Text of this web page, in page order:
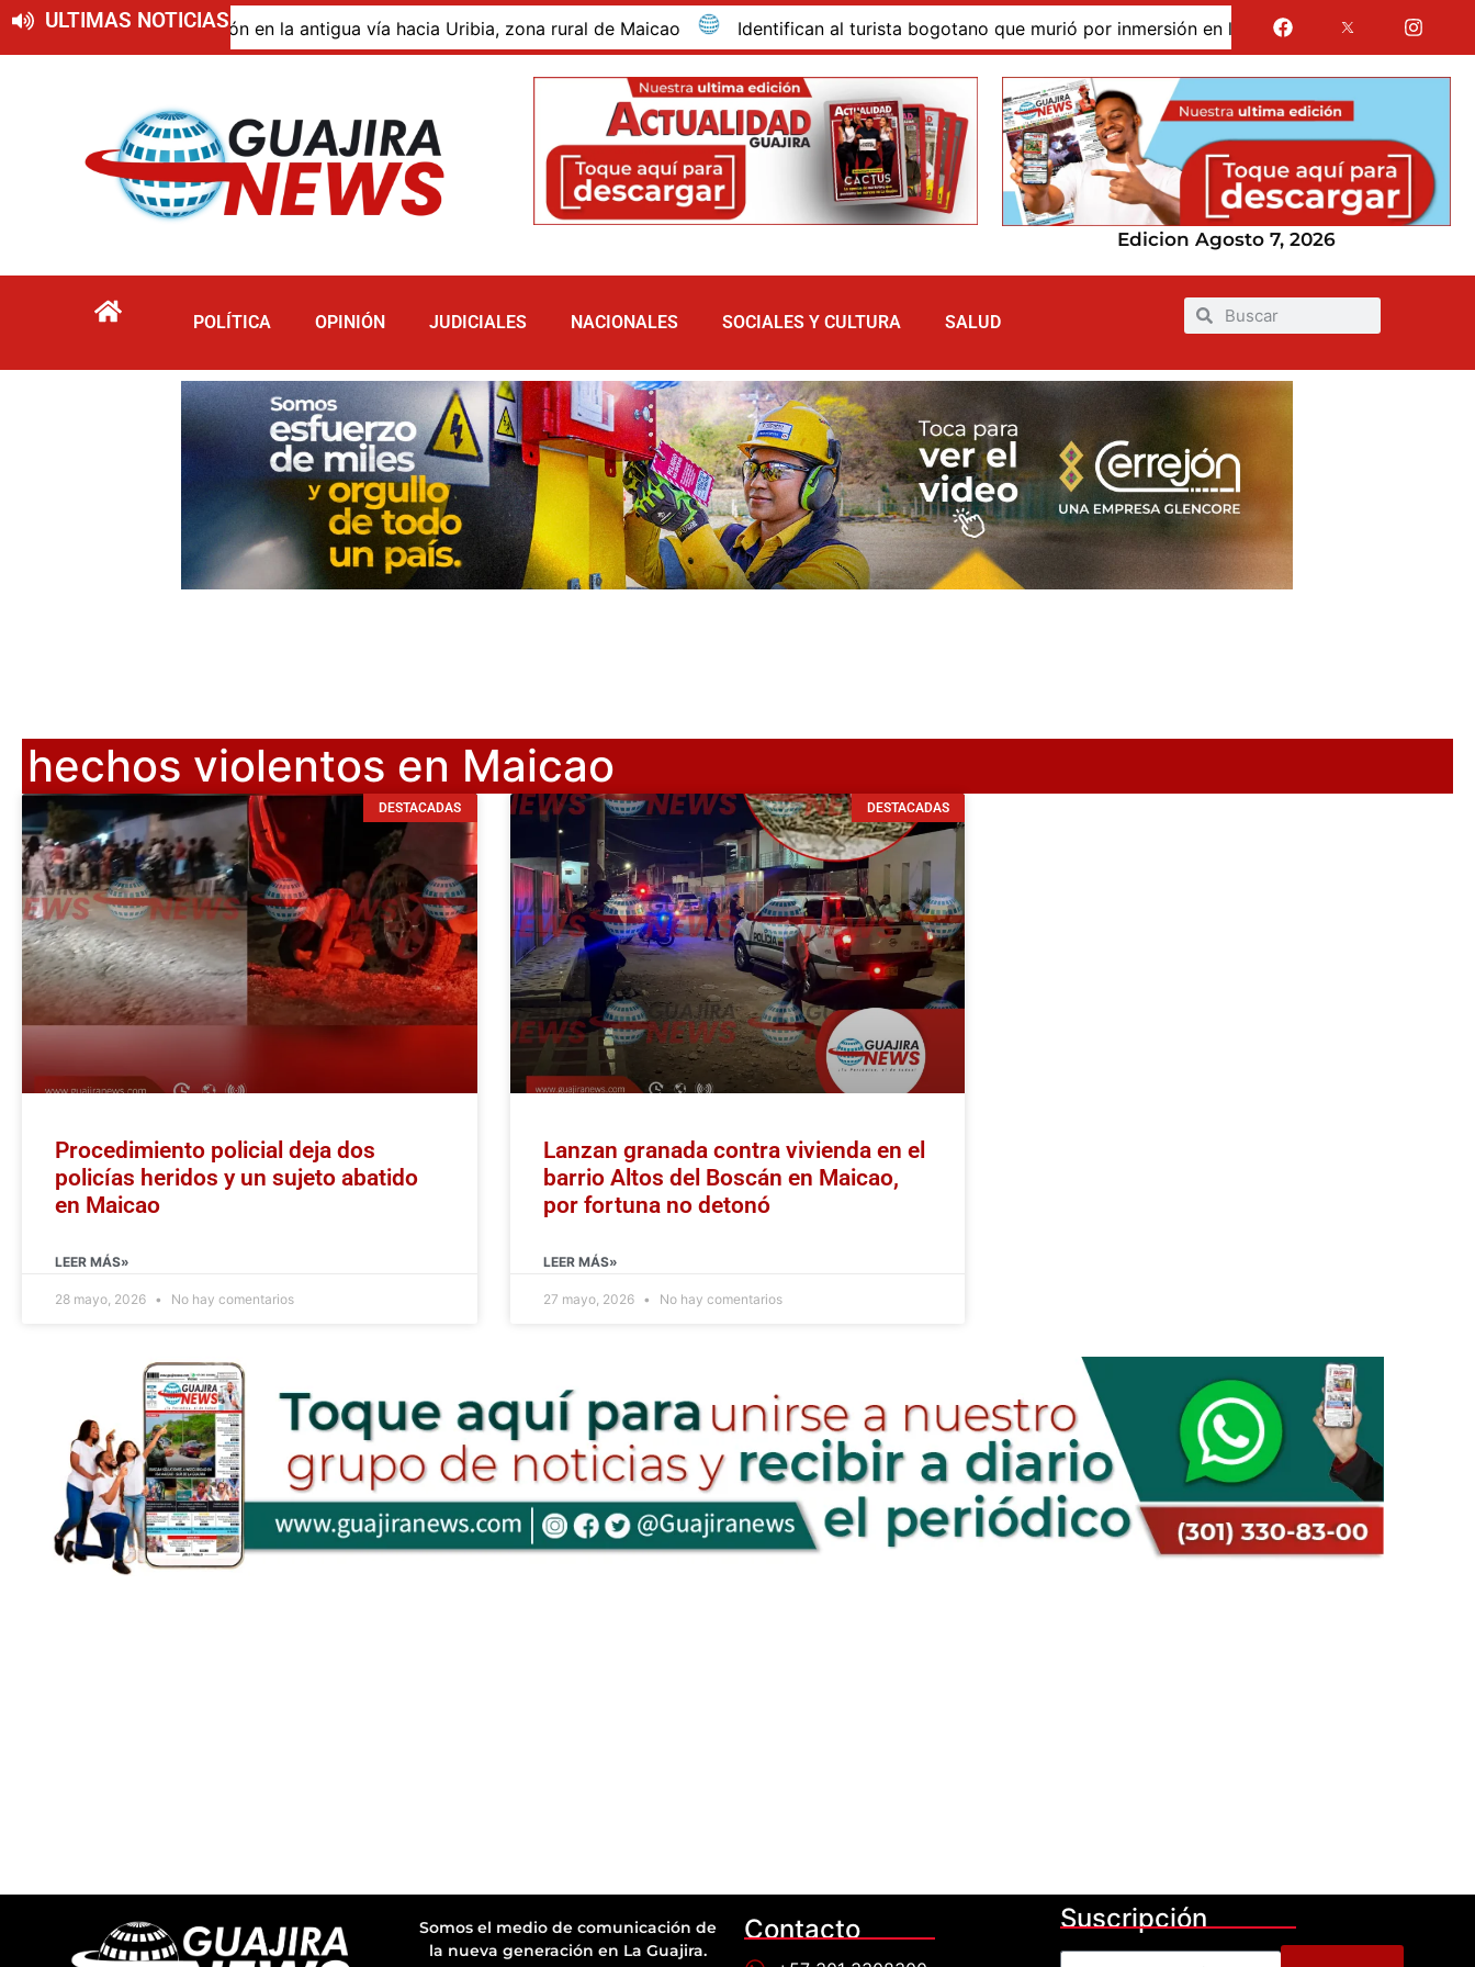
ULTIMAS NOTICIAS
de descomposición en la antigua vía hacia Uribia, zona rural de Maicao Identifican al turista bogotano que murió por inmersión en las dunas de Taroa; su cuerpo
Edicion Agosto 7, 2026
POLÍTICA OPINIÓN JUDICIALES NACIONALES SOCIALES Y CULTURA SALUD
hechos violentos en Maicao
DESTACADAS
Procedimiento policial deja dos
policías heridos y un sujeto abatido
en Maicao
LEER MÁS»
28 mayo, 2026 No hay comentarios
DESTACADAS
Lanzan granada contra vivienda en el
barrio Altos del Boscán en Maicao,
por fortuna no detonó
LEER MÁS»
27 mayo, 2026 No hay comentarios
Somos el medio de comunicación de
la nueva generación en La Guajira.
Contacto Suscripción